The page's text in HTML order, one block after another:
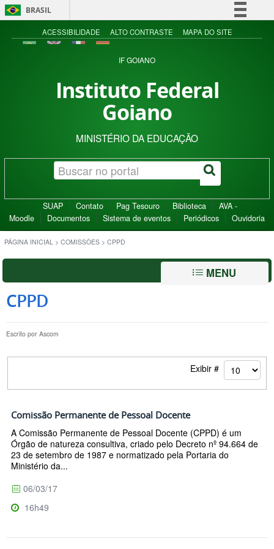
BRASIL
Simplifique!
Acesso à informação
ACESSIBILIDADE ALTO CONTRASTE MAPA DO SITE
IF GOIANO
Instituto Federal
Goiano
MINISTÉRIO DA EDUCAÇÃO
SUAP Contato Pag Tesouro Biblioteca
AVA -
Moodle
Documentos Sistema de eventos Periódicos Ouvidoria
PÁGINA INICIAL > COMISSÕES > CPPD
MENU
CPPD
Escrito por Ascom
Exibir #
Comissão Permanente de Pessoal Docente
A Comissão Permanente de Pessoal Docente (CPPD) é um
Órgão de natureza consultiva, criado pelo Decreto nº 94.664 de
23 de setembro de 1987 e normatizado pela Portaria do
Ministério da...
06/03/17
16h49